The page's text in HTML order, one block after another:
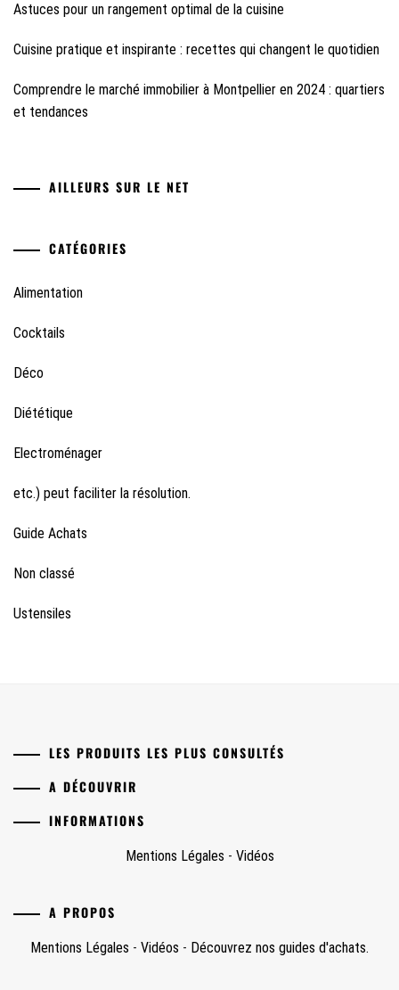
Astuces pour un rangement optimal de la cuisine
Cuisine pratique et inspirante : recettes qui changent le quotidien
Comprendre le marché immobilier à Montpellier en 2024 : quartiers
et tendances
AILLEURS SUR LE NET
CATÉGORIES
Alimentation
Cocktails
Déco
Diététique
Electroménager
etc.) peut faciliter la résolution.
Guide Achats
Non classé
Ustensiles
LES PRODUITS LES PLUS CONSULTÉS
A DÉCOUVRIR
INFORMATIONS
Mentions Légales - Vidéos
A PROPOS
Mentions Légales - Vidéos - Découvrez nos guides d'achats.